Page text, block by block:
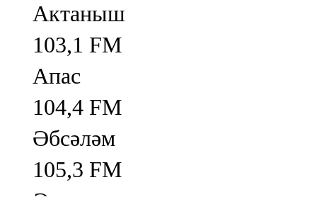
Актаныш
103,1 FM
Апас
104,4 FM
Әбсәләм
105,3 FM
Әлмәт